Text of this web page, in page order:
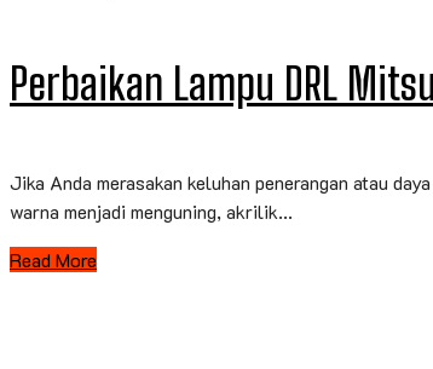
Perbaikan Lampu DRL
Jika Anda merasakan keluhan penerangan atau
warna menjadi menguning, akrilik...
Read More